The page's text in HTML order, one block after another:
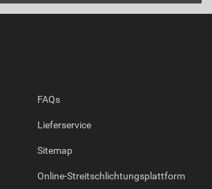
FAQs
Lieferservice
Sitemap
Online-Streitschlichtungsplattform